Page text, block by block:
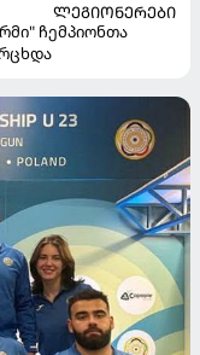
ᲚᲔᲒᲘᲝᲜᲔᲠᲔᲑᲘ
ჩემპიონთა